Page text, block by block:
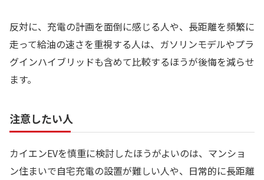
反対に、充電の計画を面倒に感じる人や、長距離を頻繁に
走って給油の速さを重視する人は、ガソリンモデルやプラ
グインハイブリッドも含めて比較するほうが後悔を減らせ
ます。
注意したい人
カイエンEVを慎重に検討したほうがよいのは、マンショ
ン住まいで自宅充電の設置が難しい人や、日常的に長距離